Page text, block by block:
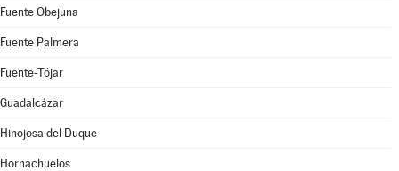
Fuente Obejuna
Fuente Palmera
Fuente-Tójar
Guadalcázar
Hinojosa del Duque
Hornachuelos